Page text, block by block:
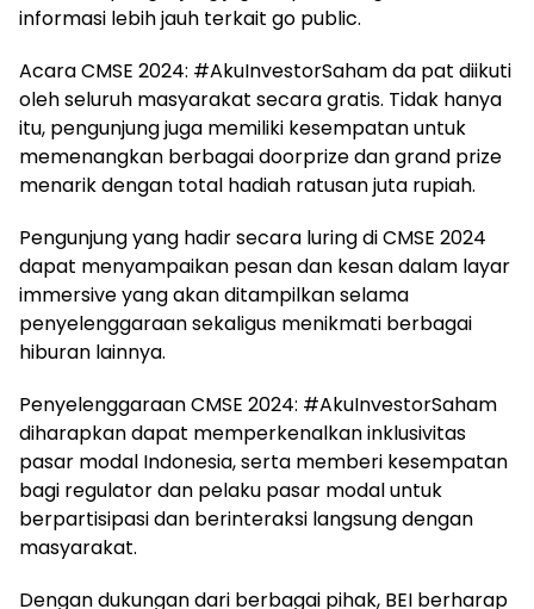
informasi lebih jauh terkait go public.
Acara CMSE 2024: #AkuInvestorSaham da pat diikuti
oleh seluruh masyarakat secara gratis. Tidak hanya
itu, pengunjung juga memiliki kesempatan untuk
memenangkan berbagai doorprize dan grand prize
menarik dengan total hadiah ratusan juta rupiah.
Pengunjung yang hadir secara luring di CMSE 2024
dapat menyampaikan pesan dan kesan dalam layar
immersive yang akan ditampilkan selama
penyelenggaraan sekaligus menikmati berbagai
hiburan lainnya.
Penyelenggaraan CMSE 2024: #AkuInvestorSaham
diharapkan dapat memperkenalkan inklusivitas
pasar modal Indonesia, serta memberi kesempatan
bagi regulator dan pelaku pasar modal untuk
berpartisipasi dan berinteraksi langsung dengan
masyarakat.
Dengan dukungan dari berbagai pihak, BEI berharap